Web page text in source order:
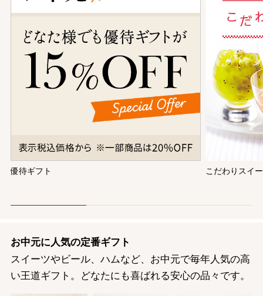
優待ギフト こだわりスイ
お中元に人気の定番ギフト
スイーツやビール、ハムなど、お中元で毎年人気の高
い王道ギフト。どなたにも喜ばれる安心の品々です。